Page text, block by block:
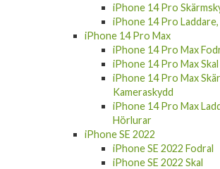
iPhone 14 Pro
iPhone 14 Pro
iPhone 14 Pro Max
iPhone 14 Pro Max
iPhone 14 Pro Max Skal
iPhone 14 Pro Max
Kameraskydd
iPhone 14 Pro Max
Hörlurar
iPhone SE 2022
iPhone SE 2022 Fodral
iPhone SE 2022 Skal